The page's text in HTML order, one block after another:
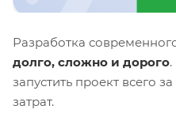
Разработка
долго, сложно и дорого.
запустить проект всего
затрат.